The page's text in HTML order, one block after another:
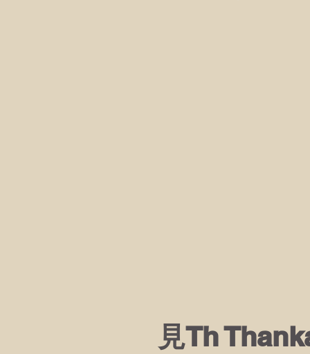
見Th